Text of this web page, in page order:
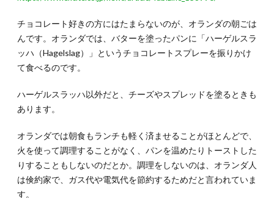
るトル
4.2.
4-2.ひ
よこ豆
パンが
定番の
4.3.
4-3.さ
まざま
料理を
チョコレート好きの方にはたまらないのが、オランダの朝ごは
んです。オランダでは、バターを塗ったパンに「ハーゲルスラ
ッハ（Hagelslag）」というチョコレートスプレーを振りかけ
て食べるのです。
ハーゲルスラッハ以外だと、チーズやスプレッドを塗るときも
あります。
オランダでは朝食もランチも軽く済ませることがほとんどで、
火を使って調理することがなく、パンを温めたりトーストした
りすることもしないのだとか。調理をしないのは、オランダ人
は倹約家で、ガス代や電気代を節約するためだと言われていま
す。